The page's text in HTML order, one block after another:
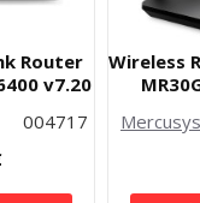
004717
Router
v7.20
Mercusys
Wireless